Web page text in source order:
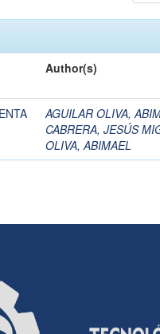
Author(s)
AGUILAR OLIVA,
CABRERA, JESÚS
OLIVA, ABIMAEL